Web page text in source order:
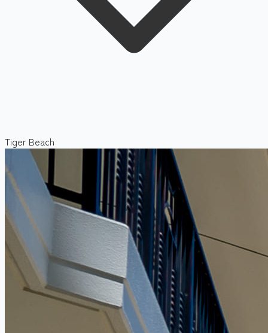
Tiger Beach